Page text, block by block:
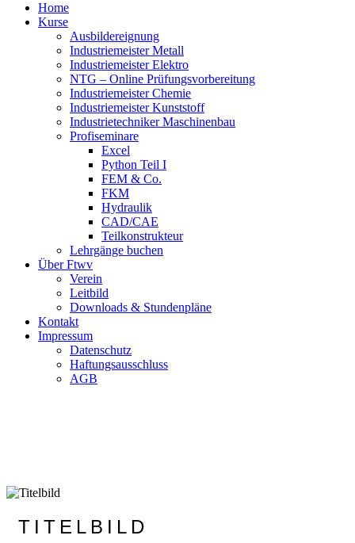
Home
Kurse
Ausbildereignung
Industriemeister Metall
Industriemeister Elektro
NTG – Online Prüfungsvorbereitung
Industriemeister Chemie
Industriemeister Kunststoff
Industrietechniker Maschinenbau
Profiseminare
Excel
Python Teil I
FEM & Co.
FKM
Hydraulik
CAD/CAE
Teilkonstrukteur
Lehrgänge buchen
Über Ftwv
Verein
Leitbild
Downloads & Stundenpläne
Kontakt
Impressum
Datenschutz
Haftungsausschluss
AGB
TITELBILD